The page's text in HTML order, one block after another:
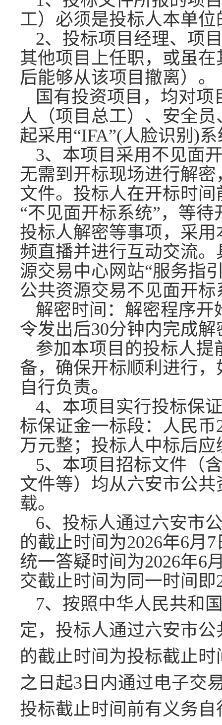
工）必须是投标人本单位
2、 投标项目经理、项
其他项目上任职，或虽
后能够从该项目撤离）。
国有投资项目，均对
人（项目总工）、安全员
起采用 “IFA”(人脸识别)
3、 本项目采用不见面
无需到开标现场进行解
文件。投标人在开标时间
“不见面开标系统”，等
投标人解密等事项，采
频直播并进行互动交流
源交易中心网站“服务指
公共资源交易不见面开
解密时间：解密程序
令发出后30分钟内完成
参加本项目的投标人
备，确保开标顺利进行
自行负责。
4、本项目实行投标保
标保证金一标段：人民
万元整；投标人中标后
5、本项目招标文件（
文件等）均从六安市公
载。
6、 投标人通过六安市
的截止时间为2026年6月 7
统一答疑时间为2026年6
交截止时间为同一时间即
7、 按照中华人民共和
定 ，投标人通过六安市
的截止时间为投标截止时
之日起3日内通过电子交
投标截止时间前有义务